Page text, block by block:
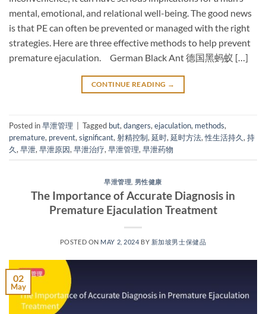
mental, emotional, and relational well-being. The good news
is that PE can often be prevented or managed with the right
strategies. Here are three effective methods to help prevent
premature ejaculation. German Black Ant 德国黑蚂蚁 […]
CONTINUE READING →
Posted in早泄管理 Tagged but, dangers, ejaculation, methods,
premature, prevent, significant, 射精控制, 延时, 延时方法,性生活持久, 持
久, 早泄, 早泄原因, 早泄治疗, 早泄管理, 早泄药物
早泄管理 男性健康
The Importance of Accurate Diagnosis in
Premature Ejaculation Treatment
POSTED ON MAY 2, 2024 BY 新加坡男士保健品
02
May